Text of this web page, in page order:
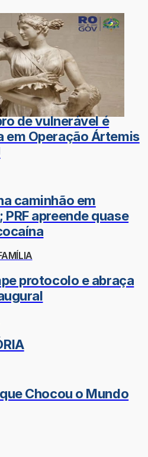
de vulnerável é
em Operação Ártemis
caminhão em
apreende quase
protocolo e abraça
Chocou o Mundo